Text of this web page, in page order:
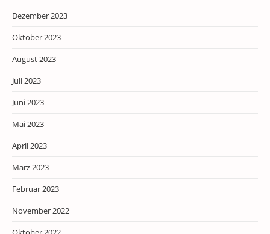
Dezember 2023
Oktober 2023
August 2023
Juli 2023
Juni 2023
Mai 2023
April 2023
März 2023
Februar 2023
November 2022